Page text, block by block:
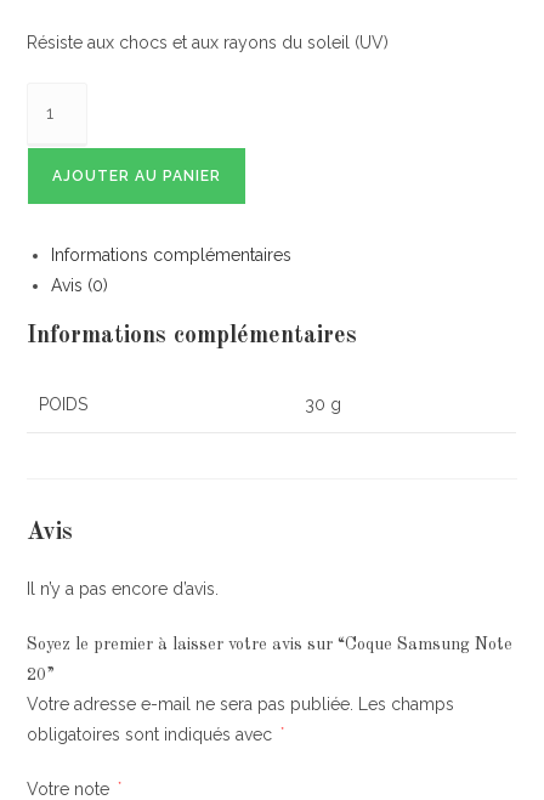
Résiste aux chocs et aux rayons du soleil (UV)
AJOUTER AU PANIER
Informations complémentaires
Avis (0)
Informations complémentaires
POIDS 30 g
Avis
Il n’y a pas encore d’avis.
Soyez le premier à laisser votre avis sur “Coque Samsung Note
20”
Votre adresse e-mail ne sera pas publiée.
Les champs
obligatoires sont indiqués avec
*
Votre note *